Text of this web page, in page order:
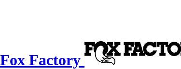
Fox Factory